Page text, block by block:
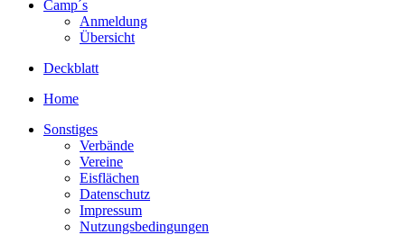
Camp´s
Anmeldung
Übersicht
Deckblatt
Home
Sonstiges
Verbände
Vereine
Eisflächen
Datenschutz
Impressum
Nutzungsbedingungen